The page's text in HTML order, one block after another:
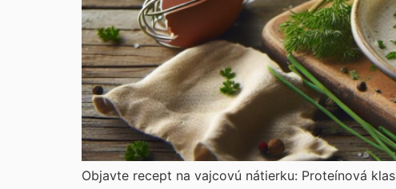
Objavte recept na vajcovú nátierku: Proteínová